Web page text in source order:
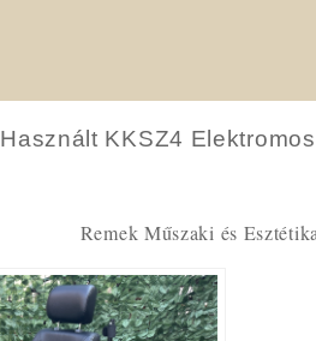
Használt KKSZ4
Remek Műszaki és